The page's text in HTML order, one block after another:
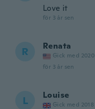
Love it
för 3 år sen
R Renata
Gick med 2020
för 3 år sen
L Louise
Gick med 2018